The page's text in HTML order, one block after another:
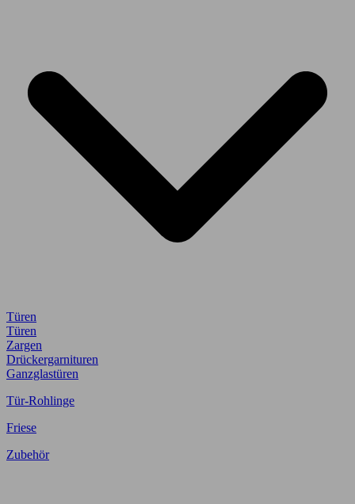
Türen
Türen
Zargen
Drückergarnituren
Ganzglastüren
Tür-Rohlinge
Friese
Zubehör